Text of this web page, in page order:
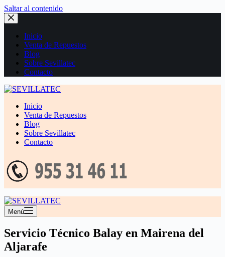
Saltar al contenido
Inicio
Venta de Repuestos
Blog
Sobre Sevillatec
Contacto
Inicio
Venta de Repuestos
Blog
Sobre Sevillatec
Contacto
Menú
Servicio Técnico Balay en Mairena del
Aljarafe